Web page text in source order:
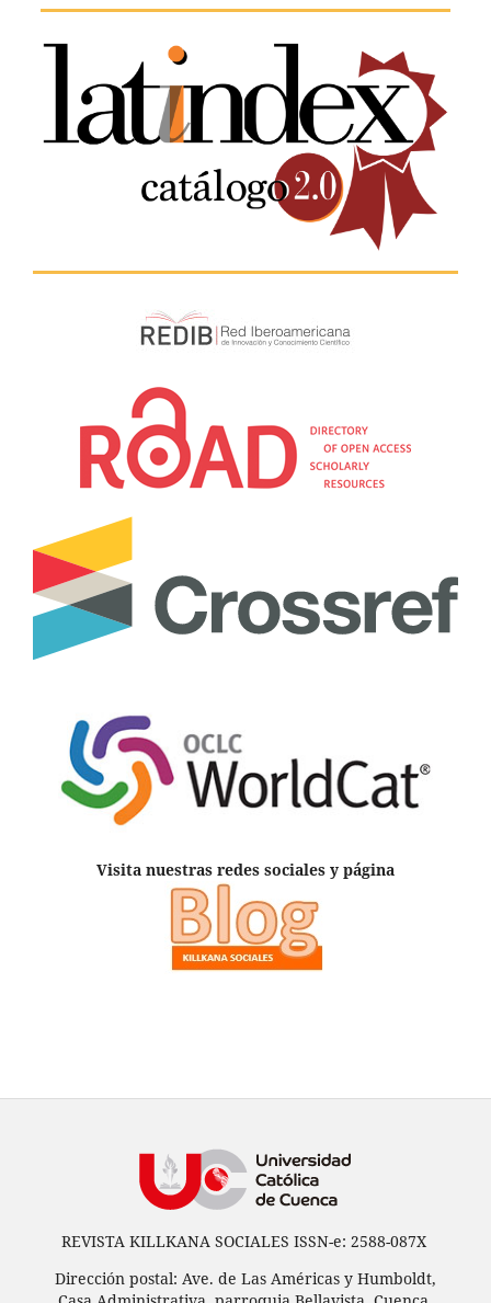
Visita nuestras redes sociales y página
REVISTA KILLKANA SOCIALES ISSN-e: 2588-087X
Dirección postal: Ave. de Las Américas y Humboldt,